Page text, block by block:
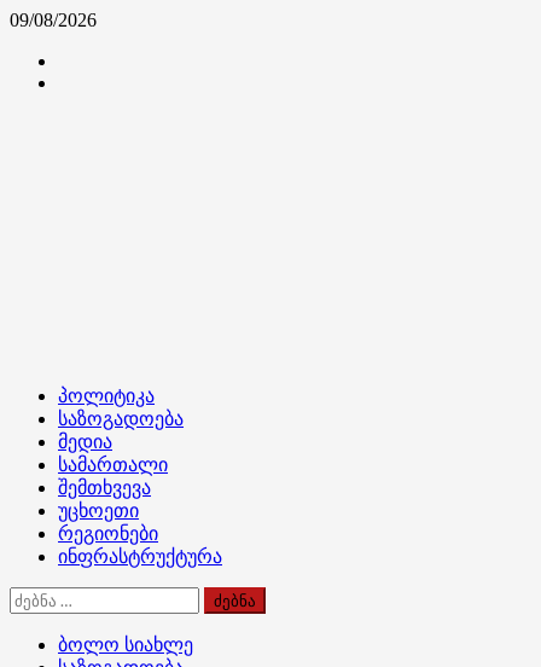
Skip
content
09/08/2026
Primary
Menu
პოლიტიკა
საზოგადოება
მედია
სამართალი
შემთხვევა
უცხოეთი
რეგიონები
ინფრასტრუქტურა
ძებნა:
ბოლო სიახლე